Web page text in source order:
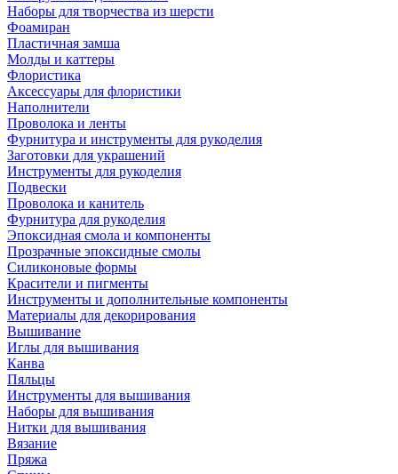
Наборы для творчества из шерсти
Фоамиран
Пластичная замша
Молды и каттеры
Флористика
Аксессуары для флористики
Наполнители
Проволока и ленты
Фурнитура и инструменты для рукоделия
Заготовки для украшений
Инструменты для рукоделия
Подвески
Проволока и канитель
Фурнитура для рукоделия
Эпоксидная смола и компоненты
Прозрачные эпоксидные смолы
Силиконовые формы
Красители и пигменты
Инструменты и дополнительные компоненты
Материалы для декорирования
Вышивание
Иглы для вышивания
Канва
Пяльцы
Инструменты для вышивания
Наборы для вышивания
Нитки для вышивания
Вязание
Пряжа